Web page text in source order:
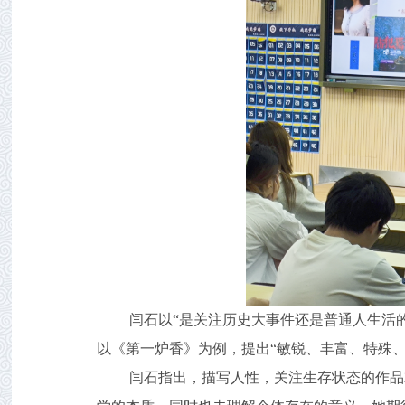
闫石以“是关注历史大事件还是普通人生
以《第一炉香》为例，提出“敏锐、丰富、特殊
闫石指出，描写人性，关注生存状态的作